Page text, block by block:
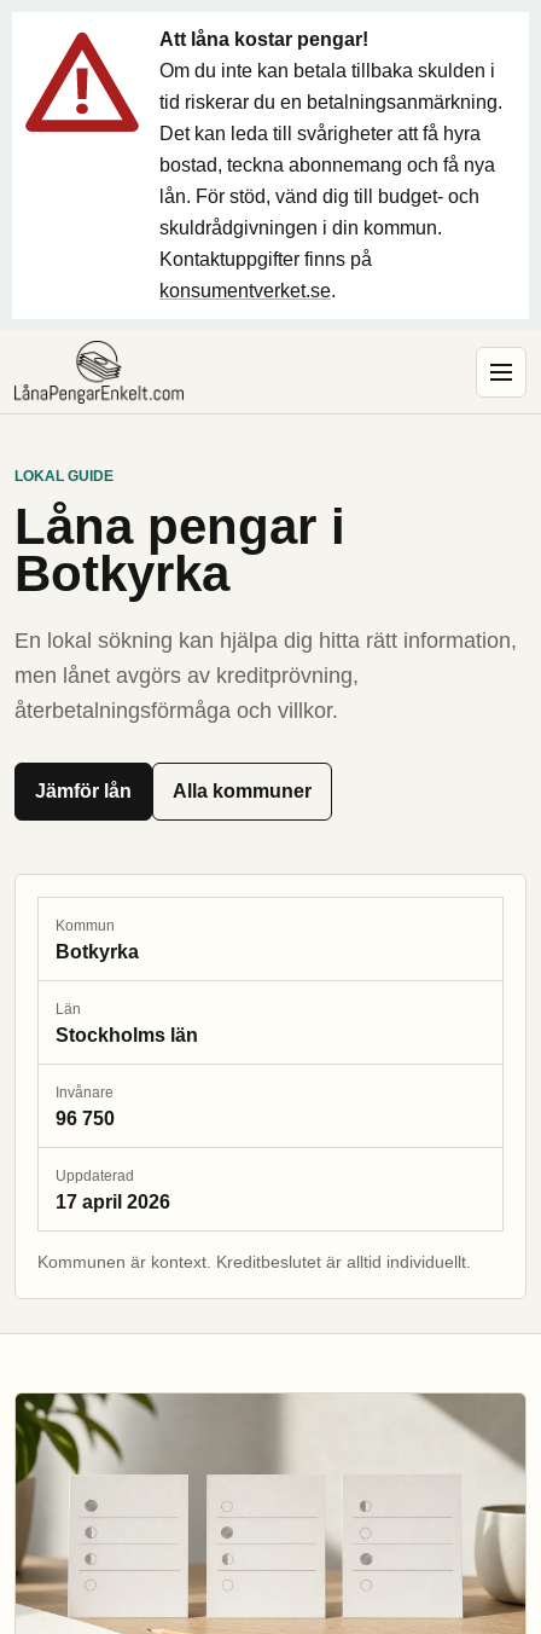
Att låna kostar pengar!
Om du inte kan betala tillbaka skulden i
tid riskerar du en betalningsanmärkning.
Det kan leda till svårigheter att få hyra
bostad, teckna abonnemang och få nya
lån. För stöd, vänd dig till budget- och
skuldrådgivningen i din kommun.
Kontaktuppgifter finns på
konsumentverket.se.
LOKAL GUIDE
Låna pengar i
Botkyrka
En lokal sökning kan hjälpa dig hitta rätt information,
men lånet avgörs av kreditprövning,
återbetalningsförmåga och villkor.
Jämför lån Alla kommuner
Kommun
Botkyrka
Län
Stockholms län
Invånare
96 750
Uppdaterad
17 april 2026
Kommunen är kontext. Kreditbeslutet är alltid individuellt.